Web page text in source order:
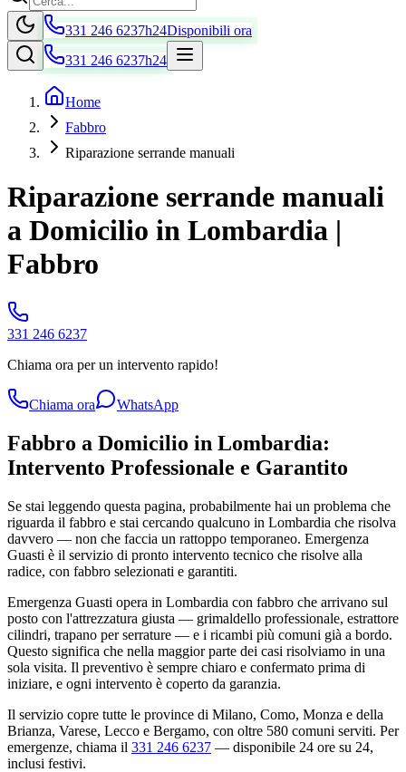
331 246 6237h24Disponibili ora
331 246 6237h24
Home
Fabbro
Riparazione serrande manuali
Riparazione serrande manuali
a Domicilio in Lombardia |
Fabbro
331 246 6237
Chiama ora per un intervento rapido!
Chiama ora WhatsApp
Fabbro a Domicilio in Lombardia:
Intervento Professionale e Garantito
Se stai leggendo questa pagina, probabilmente hai un problema che
riguarda il fabbro e stai cercando qualcuno in Lombardia che risolva
davvero — non che faccia un rattoppo temporaneo. Emergenza
Guasti è il servizio di pronto intervento tecnico che risolve alla
radice, con fabbro selezionati e garantiti.
Emergenza Guasti opera in Lombardia con fabbro che arrivano sul
posto con l'attrezzatura giusta — grimaldello professionale, estrattore
cilindri, trapano per serrature — e i ricambi più comuni già a bordo.
Questo significa che nella maggior parte dei casi risolviamo in una
sola visita. Il preventivo è sempre chiaro e confermato prima di
iniziare, e ogni intervento è coperto da garanzia.
Il servizio copre tutte le province di Milano, Como, Monza e della
Brianza, Varese, Lecco e Bergamo, con oltre 580 comuni serviti. Per
emergenze, chiama il 331 246 6237 — disponibile 24 ore su 24,
inclusi festivi.